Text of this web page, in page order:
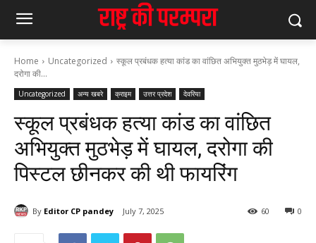
Home Uncategorized
स्कूल प्रबंधक हत्या कांड का वांछित अभियुक्त मुठभेड़ में घायल,
दरोगा की...
Uncategorized अन्य खबरे क्राइम उत्तर प्रदेश देवरिया
स्कूल प्रबंधक हत्या कांड का वांछित
अभियुक्त मुठभेड़ में घायल, दरोगा की
पिस्टल छीनकर की थी फायरिंग
By Editor CP pandey July 7, 2025 0
60